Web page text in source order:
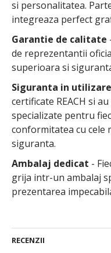
si personalitatea.
integreaza perfect
Garantie de calitate
de reprezentantii
superioara si
Siguranta in utilizare
certificate REACH si
specializate pentru
conformitatea cu cele
siguranta.
Ambalaj dedicat -
grija intr-un ambalaj
prezentarea
RECENZII